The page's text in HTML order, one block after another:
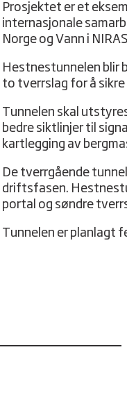
Prosjektet er et
internasjonale
Norge og Vann i
Hestnestunnelen blir
to tverrslag for å
Tunnelen skal
bedre siktlinjer til
kartlegging av
De tverrgående
driftsfasen.
portal og søndre
Tunnelen er planlagt